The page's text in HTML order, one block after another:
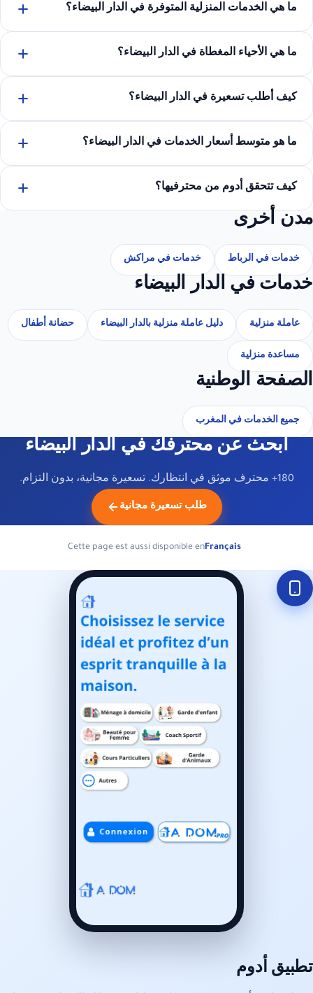
ما هي الخدمات المنزلية المتوفرة في الدار البيضاء؟
ما هي الأحياء المغطاة في الدار البيضاء؟
كيف أطلب تسعيرة في الدار البيضاء؟
ما هو متوسط أسعار الخدمات في الدار البيضاء؟
كيف تتحقق أدوم من محترفيها؟
مدن أخرى
خدمات في الرباط خدمات في مراكش
خدمات في الدار البيضاء
عاملة منزلية دليل عاملة منزلية بالدار البيضاء حضانة أطفال
مساعدة منزلية
الصفحة الوطنية
جميع الخدمات في المغرب
ابحث عن محترفك في الدار البيضاء
180+ محترف موثق في انتظارك. تسعيرة مجانية، بدون التزام.
طلب تسعيرة مجانية
Cette page est aussi disponible enFrançais
تطبيق أدوم